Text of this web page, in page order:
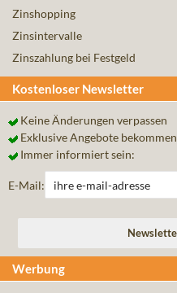
Zinshopping
Zinsintervalle
Zinszahlung bei Festgeld
Kostenloser Newsletter
Keine Änderungen verpassen
Exklusive Angebote bekommen
Immer informiert sein:
E-Mail:
Werbung